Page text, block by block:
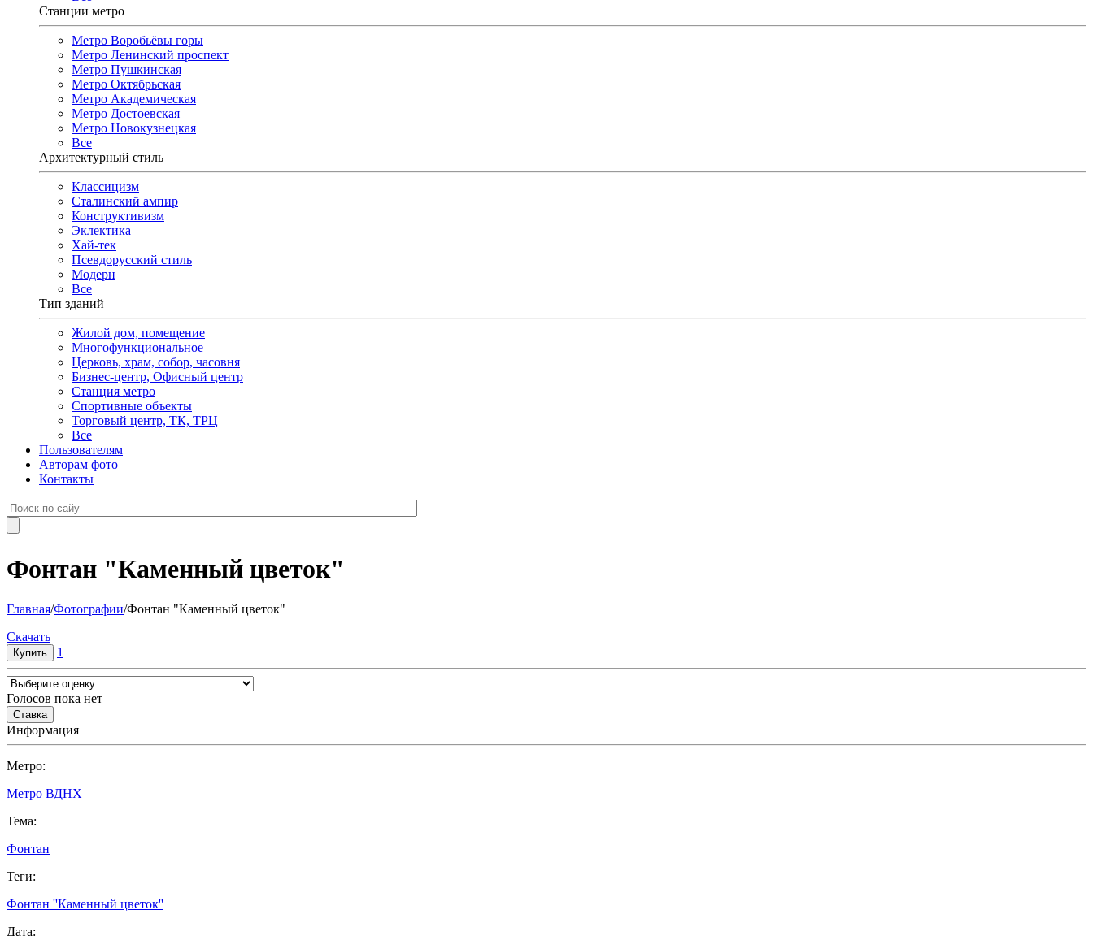
Станции метро
Метро Воробьёвы горы
Метро Ленинский проспект
Метро Пушкинская
Метро Октябрьская
Метро Академическая
Метро Достоевская
Метро Новокузнецкая
Все
Архитектурный стиль
Классицизм
Сталинский ампир
Конструктивизм
Эклектика
Хай-тек
Псевдорусский стиль
Модерн
Все
Тип зданий
Жилой дом, помещение
Многофункциональное
Церковь, храм, собор, часовня
Бизнес-центр, Офисный центр
Станция метро
Спортивные объекты
Торговый центр, ТК, ТРЦ
Все
Пользователям
Авторам фото
Контакты
Фонтан "Каменный цветок"
Главная/Фотографии/Фонтан "Каменный цветок"
Cкачать
1
Голосов пока нет
Информация
Метро:
Метро ВДНХ
Тема:
Фонтан
Теги:
Фонтан ''Каменный цветок''
Дата: